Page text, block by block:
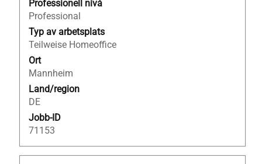
Professionell nivå
Professional
Typ av arbetsplats
Teilweise Homeoffice
Ort
Mannheim
Land/region
DE
Jobb-ID
71153
allt
innehåll
i
jobbeskrivningen.